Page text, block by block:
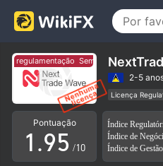
regulamentação Sem regulamentação
2-5
Licença
Região de
Pontuação
0
1.
5
6
7
8
9
1
2
3
4
5 /10
Índice
Índice de